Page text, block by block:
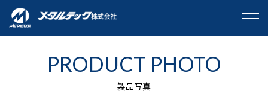
PRODUCT PHOTO
製品写真